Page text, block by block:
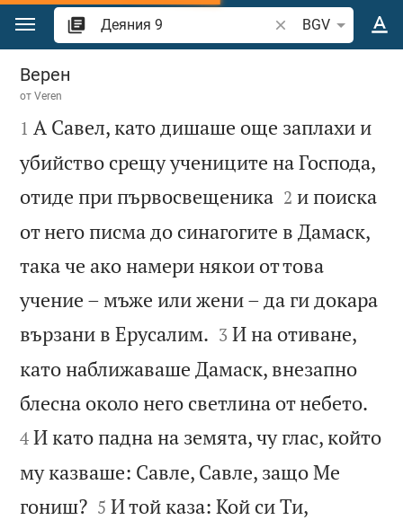
Преминете към съдържанието
Търсете стих или
BGV
Деяния 9
Верен
отVeren

1 А Савел, като дишаше още заплахи и
убийство срещу учениците на Господа,
отиде при първосвещеника 

2 и поиска
от него писма до синагогите в Дамаск,
така че ако намери някои от това
учение – мъже или жени – да ги докара
вързани в Ерусалим. 

3 И на отиване,
като наближаваше Дамаск, внезапно
блесна около него светлина от небето.
4 И като падна на земята, чу глас, който
му казваше: Савле, Савле, защо Ме
гониш?
5 И той каза: Кой си Ти,